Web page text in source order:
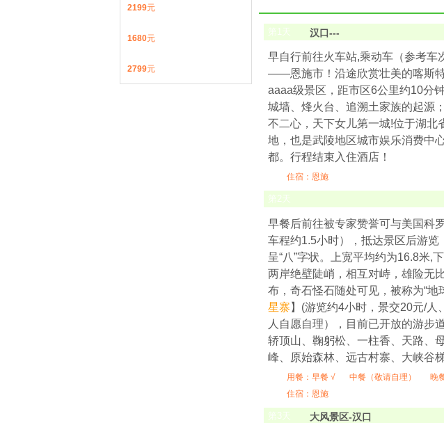
第1天 汉口---
早自行前往火车站,乘动车（参考车
——恩施市！沿途欣赏壮美的喀斯
aaaa级景区，距市区6公里约10分
城墙、烽火台、追溯土家族的起源
不二心，天下女儿第一城!位于湖北
地，也是武陵地区城市娱乐消费中
都。行程结束入住酒店！
住宿：恩施
第2天
早餐后前往被专家赞誉可与美国科
车程约1.5小时），抵达景区后游览
呈“八”字状。上宽平均约为16.8米,
两岸绝壁陡峭，相互对峙，雄险无
布，奇石怪石随处可见，被称为“
星寨 】(游览约4小时，景交20元/
人自愿自理），目前已开放的游步
轿顶山、鞠躬松、一柱香、天路、
峰、原始森林、远古村寨、大峡谷
用餐： 早餐 √ 中餐（敬请自理）
晚
住宿：恩施
第3天 大风景区-汉口
2199元
1680元
2799元